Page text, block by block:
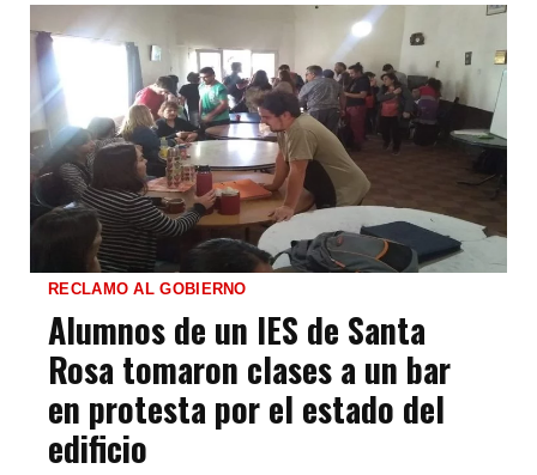
RECLAMO AL GOBIERNO
Alumnos de un IES de Santa
Rosa tomaron clases a un bar
en protesta por el estado del
edificio